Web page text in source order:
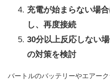
充電が始まらない場
し、再度接続
30分以上反応しない
の対策を検討
バートルのバッテリーやエアー